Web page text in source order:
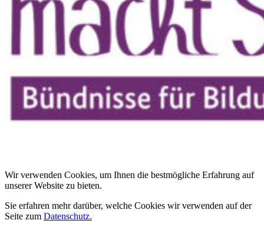
Wir verwenden Cookies, um Ihnen die bestmögliche Erfahrung auf
unserer Website zu bieten.
Sie erfahren mehr darüber, welche Cookies wir verwenden auf der
Seite zum Datenschutz.